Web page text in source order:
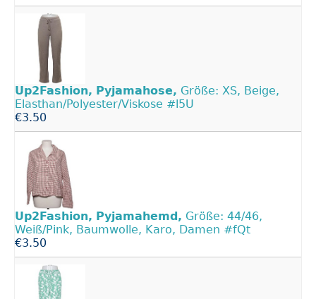
Up2Fashion, Pyjamahose, Größe: XS, Beige,
Elasthan/Polyester/Viskose #l5U
€3.50
Up2Fashion, Pyjamahemd, Größe: 44/46,
Weiß/Pink, Baumwolle, Karo, Damen #fQt
€3.50